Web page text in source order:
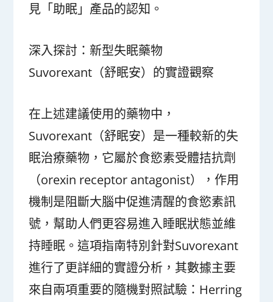
見「助眠」產品的認知。
深入探討：新型失眠藥物
Suvorexant（舒眠安）的實證觀察
在上述建議使用的藥物中，
Suvorexant（舒眠安）是一種較新的失
眠治療藥物，它屬於食慾素受體拮抗劑
（orexin receptor antagonist），作用
機制是阻斷大腦中促進清醒的食慾素訊
號，幫助人們更容易進入睡眠狀態並維
持睡眠。這項指南特別針對Suvorexant
進行了更詳細的實證分析，其數據主要
來自兩項重要的隨機對照試驗：Herring